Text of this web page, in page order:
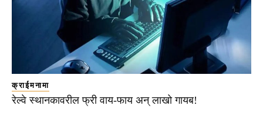
क्राईमनामा
रेल्वे स्थानकावरील फ्री वाय-फाय अन् लाखो गायब!